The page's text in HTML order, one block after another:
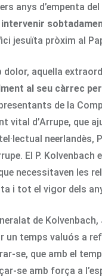
anys d’empenta
intervenir
jesuïta pròxim al
dolor, aquella
al seu càrrec
de la
d’Arrupe, que
El P.
necessitaven les
i tot el vigor dels
de
temps valuós a
se, que amb el
se amb força a